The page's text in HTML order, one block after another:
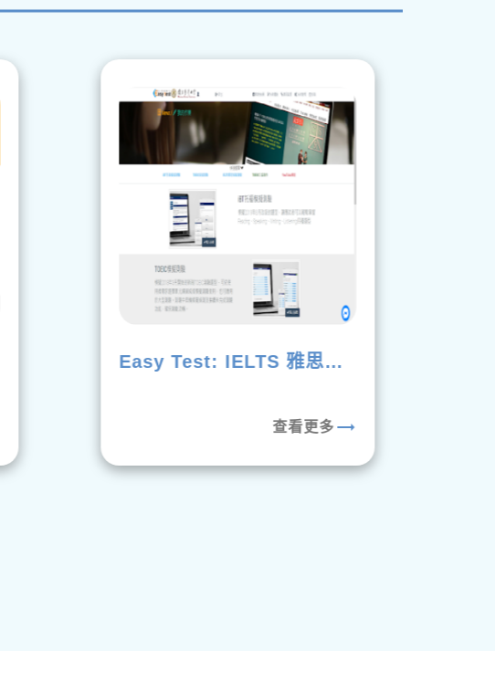
Easy Test: IELTS 雅思模
查看更多 trending_flat